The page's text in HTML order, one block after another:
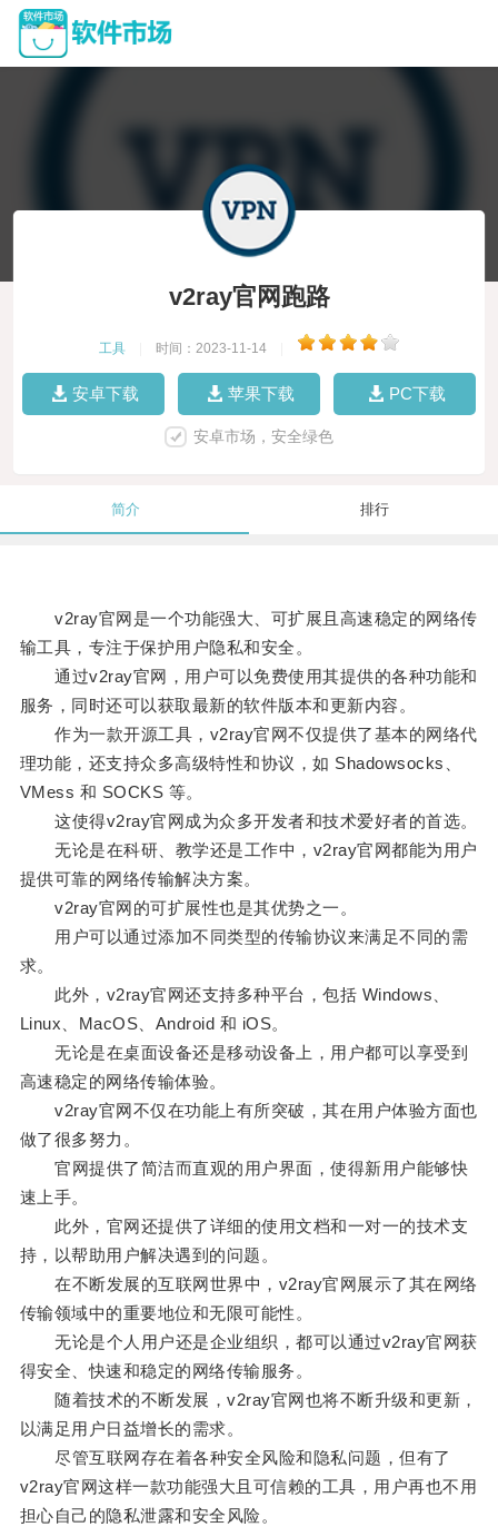
v2ray官网跑路
工具 时间：2023-11-14
安卓下载 苹果下载 PC下载
安卓市场，安全绿色
简介 排行
v2ray官网是一个功能强大、可扩展且高速稳定的网络传
输工具，专注于保护用户隐私和安全。
通过v2ray官网，用户可以免费使用其提供的各种功能和
服务，同时还可以获取最新的软件版本和更新内容。
作为一款开源工具，v2ray官网不仅提供了基本的网络代
理功能，还支持众多高级特性和协议，如 Shadowsocks、
VMess 和 SOCKS 等。
这使得v2ray官网成为众多开发者和技术爱好者的首选。
无论是在科研、教学还是工作中，v2ray官网都能为用户
提供可靠的网络传输解决方案。
v2ray官网的可扩展性也是其优势之一。
用户可以通过添加不同类型的传输协议来满足不同的需
求。
此外，v2ray官网还支持多种平台，包括 Windows、
Linux、MacOS、Android 和 iOS。
无论是在桌面设备还是移动设备上，用户都可以享受到
高速稳定的网络传输体验。
v2ray官网不仅在功能上有所突破，其在用户体验方面也
做了很多努力。
官网提供了简洁而直观的用户界面，使得新用户能够快
速上手。
此外，官网还提供了详细的使用文档和一对一的技术支
持，以帮助用户解决遇到的问题。
在不断发展的互联网世界中，v2ray官网展示了其在网络
传输领域中的重要地位和无限可能性。
无论是个人用户还是企业组织，都可以通过v2ray官网获
得安全、快速和稳定的网络传输服务。
随着技术的不断发展，v2ray官网也将不断升级和更新，
以满足用户日益增长的需求。
尽管互联网存在着各种安全风险和隐私问题，但有了
v2ray官网这样一款功能强大且可信赖的工具，用户再也不用
担心自己的隐私泄露和安全风险。